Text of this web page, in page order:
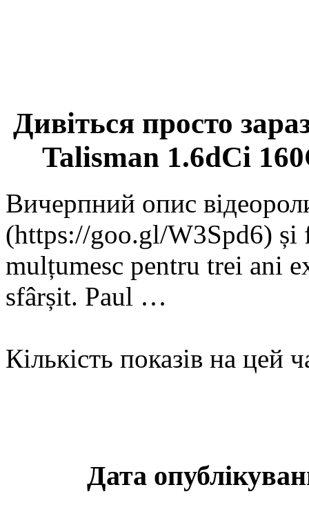
Дивіться просто
Talisman 1.6dCi
Вичерпний опис
(https://goo.gl/W3Spd6) și
mulțumesc pentru trei ani
sfârșit. Paul …
Кількість показів на цей
Дата